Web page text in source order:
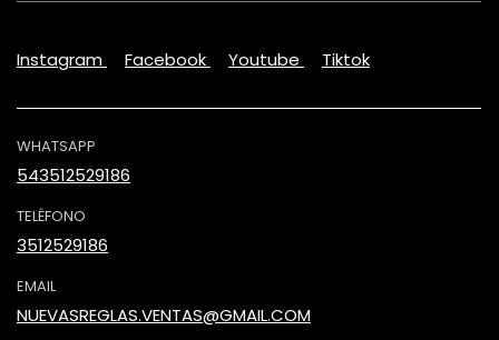
Instagram Facebook Youtube Tiktok
WHATSAPP
543512529186
TELÉFONO
3512529186
EMAIL
NUEVASREGLAS.VENTAS@GMAIL.COM